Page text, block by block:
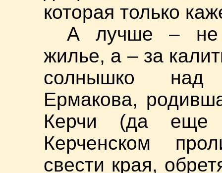
которая только
А лучше – не
жилье, а – за
солнышко над
Ермакова,
Керчи (да
Керченском
свести края,